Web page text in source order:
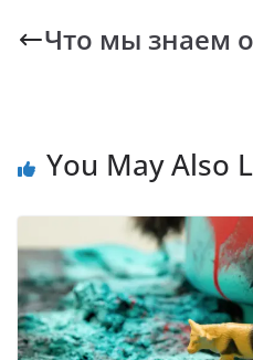
b
o
s
A
y
Li
Что мы знаем
You May Also